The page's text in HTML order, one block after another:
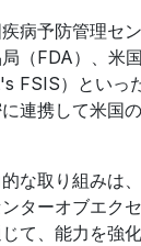
病予防管理セ
（FDA）、米
FSIS）といっ
連携して米国
な取り組みは
ターオブエク
て、能力を強